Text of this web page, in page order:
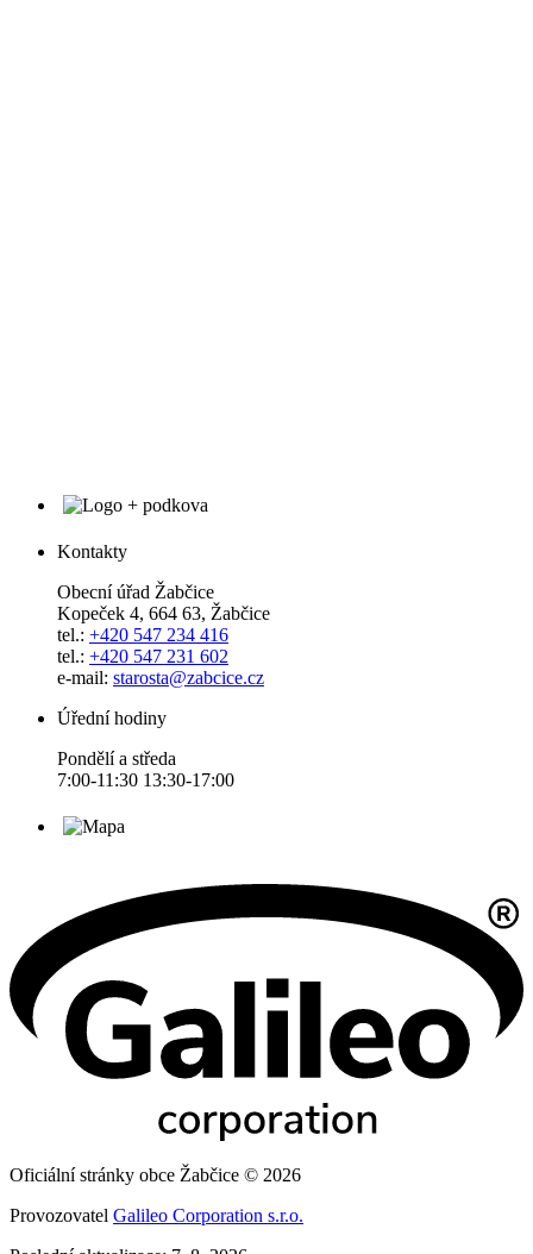
Kontakty
Obecní úřad Žabčice
Kopeček 4, 664 63, Žabčice
tel.: +420 547 234 416
tel.: +420 547 231 602
e-mail: starosta@zabcice.cz
Úřední hodiny
Pondělí a středa
7:00-11:30 13:30-17:00
Oficiální stránky obce Žabčice © 2026
Provozovatel Galileo Corporation s.r.o.